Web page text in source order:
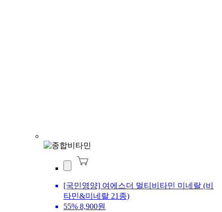
[국민영양] 여에스더 멀티비타민 미네랄 (비
타민&미네랄 21종)
55% 8,900원